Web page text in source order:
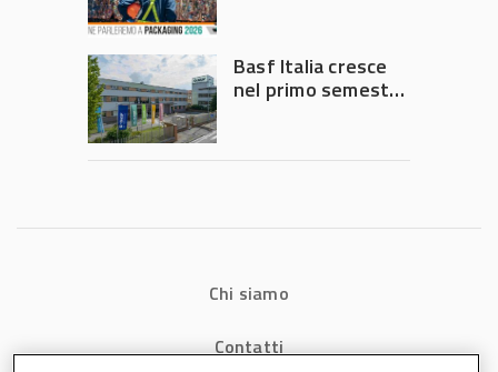
Governo
Basf Italia cresce
nel primo semestre
Chi siamo
Contatti